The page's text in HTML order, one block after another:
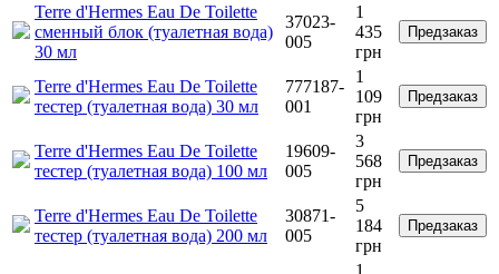
Terre d'Hermes Eau De Toilette
сменный блок (туалетная вода)
30 мл
37023-
005
1
435
грн
Предзаказ
Terre d'Hermes Eau De Toilette
тестер (туалетная вода) 30 мл
777187-
001
1
109
грн
Предзаказ
Terre d'Hermes Eau De Toilette
тестер (туалетная вода) 100 мл
19609-
005
3
568
грн
Предзаказ
Terre d'Hermes Eau De Toilette
тестер (туалетная вода) 200 мл
30871-
005
5
184
грн
Предзаказ
1